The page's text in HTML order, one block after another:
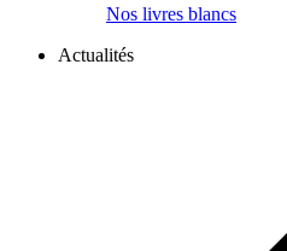
Nos livres blancs
Actualités